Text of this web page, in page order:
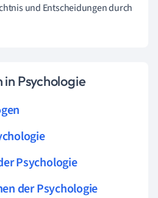
und Entscheidungen durch
Psychologie
Psychologie
der Psychologie